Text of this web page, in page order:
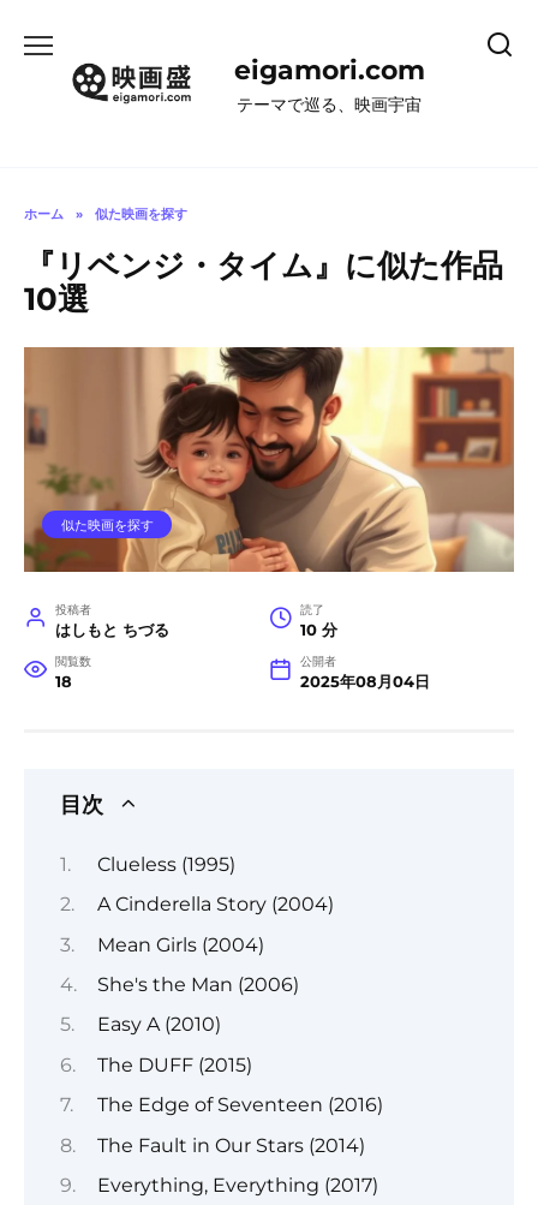
eigamori.com
テーマで巡る、映画宇宙
ホーム » 似た映画を探す
『リベンジ・タイム』に似た作品
10選
似た映画を探す
投稿者
はしもと ちづる
読了
10 分
閲覧数
18
公開者
2025年08月04日
目次
Clueless (1995)
A Cinderella Story (2004)
Mean Girls (2004)
She's the Man (2006)
Easy A (2010)
The DUFF (2015)
The Edge of Seventeen (2016)
The Fault in Our Stars (2014)
Everything, Everything (2017)